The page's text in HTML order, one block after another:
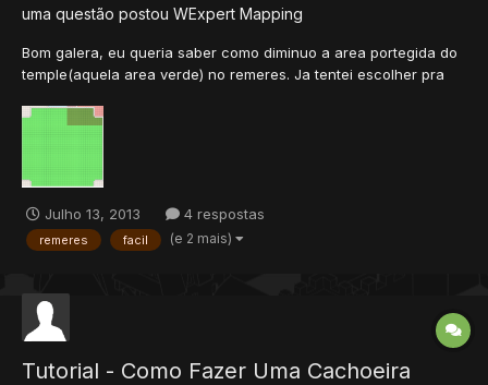
uma questão postou WExpert Mapping
Bom galera, eu queria saber como diminuo a area portegida do
temple(aquela area verde) no remeres. Ja tentei escolher pra
da... ajudem ae pfv leva o meu REP Ae a foto do lugar q eu
Julho 13, 2013 4 respostas
remeres facil (e 2 mais)
Tutorial - Como Fazer Uma Cachoeira